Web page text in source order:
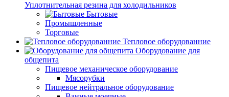
Уплотнительная резина для холодильников
Бытовые
Промышленные
Торговые
Тепловое оборудованние
Оборудование для
общепита
Пищевое механическое оборудование
Мясорубки
Пищевое нейтральное оборудование